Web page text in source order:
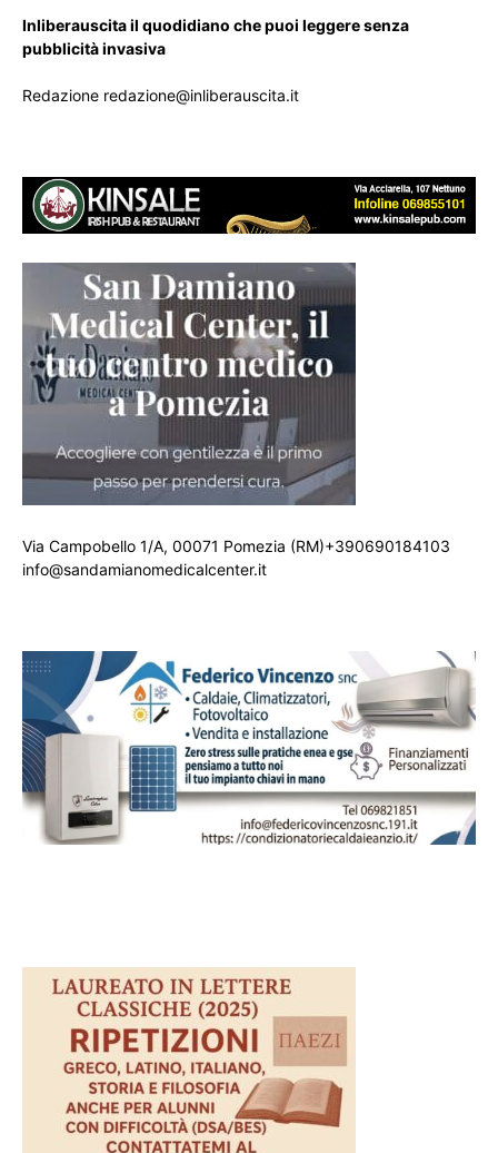
Inliberauscita il quodidiano che puoi leggere senza
pubblicità invasiva
Redazione redazione@inliberauscita.it
Via Campobello 1/A, 00071 Pomezia (RM)+390690184103
info@sandamianomedicalcenter.it